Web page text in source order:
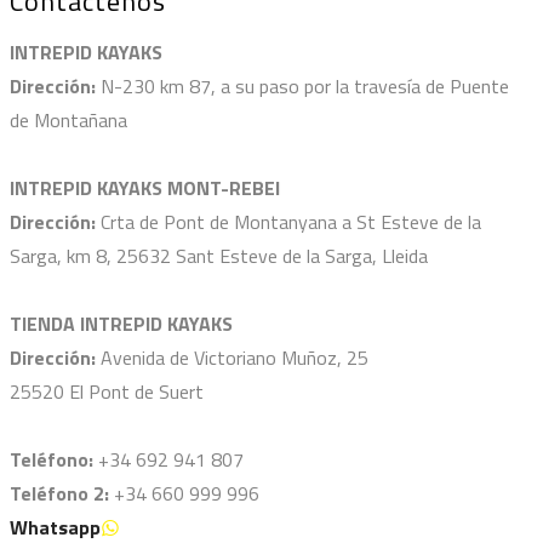
INTREPID KAYAKS
Dirección: N-230 km 87, a su paso por la travesía de Puente
de Montañana
INTREPID KAYAKS MONT-REBEI
Dirección: Crta de Pont de Montanyana a St Esteve de la
Sarga, km 8, 25632 Sant Esteve de la Sarga, Lleida
TIENDA INTREPID KAYAKS
Dirección: Avenida de Victoriano Muñoz, 25
25520 El Pont de Suert
Teléfono: +34 692 941 807
Teléfono 2: +34 660 999 996
Whatsapp